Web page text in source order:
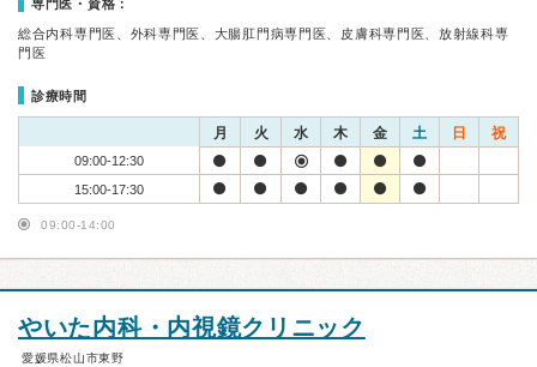
専門医・資格：
総合内科専門医、外科専門医、大腸肛門病専門医、皮膚科専門医、放射線科専
門医
診療時間
月 火 水 木 金 土 日 祝
09:00-12:30
15:00-17:30
09:00-14:00
やいた内科・内視鏡クリニック
愛媛県松山市東野